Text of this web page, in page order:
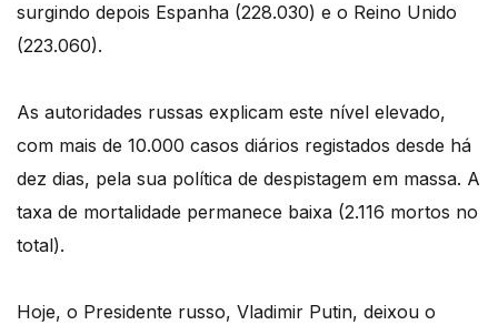
surgindo depois Espanha (228.030) e o Reino Unido
(223.060).
As autoridades russas explicam este nível elevado,
com mais de 10.000 casos diários registados desde há
dez dias, pela sua política de despistagem em massa. A
taxa de mortalidade permanece baixa (2.116 mortos no
total).
Hoje, o Presidente russo, Vladimir Putin, deixou o